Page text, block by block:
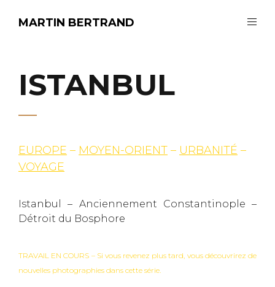
MARTIN BERTRAND
ISTANBUL
EUROPE – MOYEN-ORIENT – URBANITÉ –
VOYAGE
Istanbul – Anciennement Constantinople –
Détroit du Bosphore
TRAVAIL EN COURS – Si vous revenez plus tard, vous découvrirez de
nouvelles photographies dans cette série.